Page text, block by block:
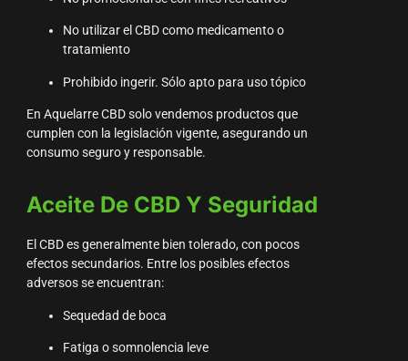
No utilizar el CBD como medicamento o
tratamiento
Prohibido ingerir. Sólo apto para uso tópico
En Aquelarre CBD solo vendemos productos que
cumplen con la legislación vigente, asegurando un
consumo seguro y responsable.
Aceite De CBD Y Seguridad
El CBD es generalmente bien tolerado, con pocos
efectos secundarios. Entre los posibles efectos
adversos se encuentran:
Sequedad de boca
Fatiga o somnolencia leve